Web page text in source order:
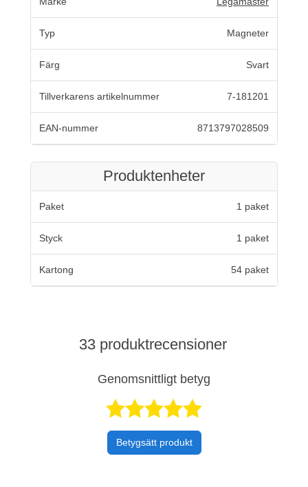
Typ Magneter
Färg Svart
Tillverkarens artikelnummer 7-181201
EAN-nummer 8713797028509
Produktenheter
Paket 1 paket
Styck 1 paket
Kartong 54 paket
33 produktrecensioner
Genomsnittligt betyg
Betygsatt 4,8
Betygsätt produkt